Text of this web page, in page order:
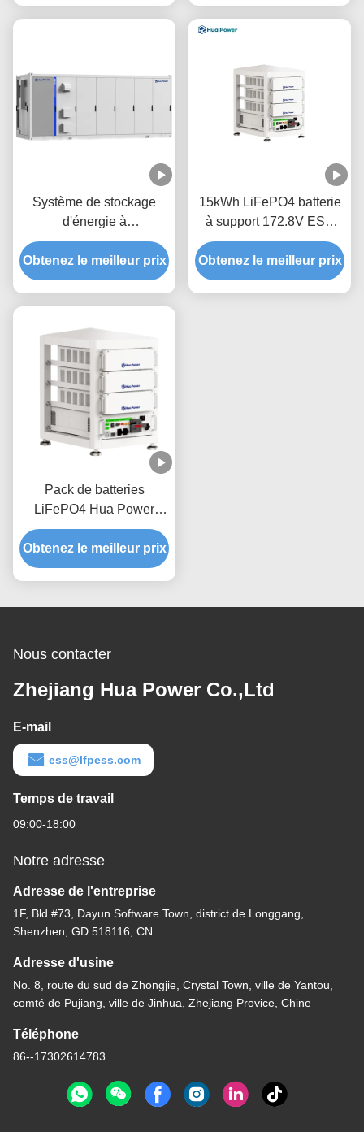
Système de stockage
d'énergie à
refroidissement liquide
LiFePO4 Hua Power
HC5010L 5015.96kWh
Obtenez le meilleur prix
15kWh LiFePO4 batterie
à support 172.8V ESS
commercial pour la
maison et le bureau
Obtenez le meilleur prix
Pack de batteries
LiFePO4 Hua Power
15kWh pour le stockage
d'énergie domestique
Obtenez le meilleur prix
Nous contacter
Zhejiang Hua Power Co.,Ltd
E-mail
ess@lfpess.com
Temps de travail
09:00-18:00
Notre adresse
Adresse de l'entreprise
1F, Bld #73, Dayun Software Town, district de Longgang,
Shenzhen, GD 518116, CN
Adresse d'usine
No. 8, route du sud de Zhongjie, Crystal Town, ville de Yantou,
comté de Pujiang, ville de Jinhua, Zhejiang Provice, Chine
Téléphone
86--17302614783